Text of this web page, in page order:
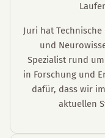
Juri hat
und
Spezialist rund
in Forschung und
dafür, dass wir
aktuellen